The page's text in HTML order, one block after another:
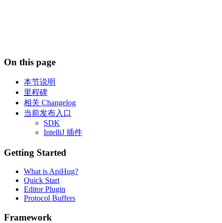
On this page
本节说明
里程碑
相关 Changelog
当前发布入口
SDK
IntelliJ 插件
Getting Started
What is ApiHug?
Quick Start
Editor Plugin
Protocol Buffers
Framework